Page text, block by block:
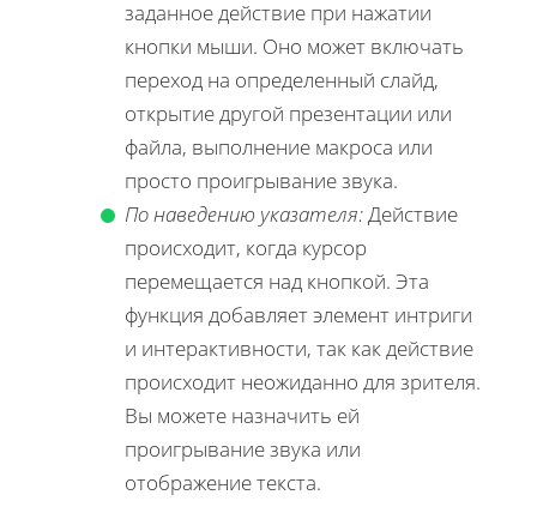
заданное действие при нажатии
кнопки мыши. Оно может включать
переход на определенный слайд,
открытие другой презентации или
файла, выполнение макроса или
просто проигрывание звука.
По наведению указателя:Действие
происходит, когда курсор
перемещается над кнопкой. Эта
функция добавляет элемент интриги
и интерактивности, так как действие
происходит неожиданно для зрителя.
Вы можете назначить ей
проигрывание звука или
отображение текста.